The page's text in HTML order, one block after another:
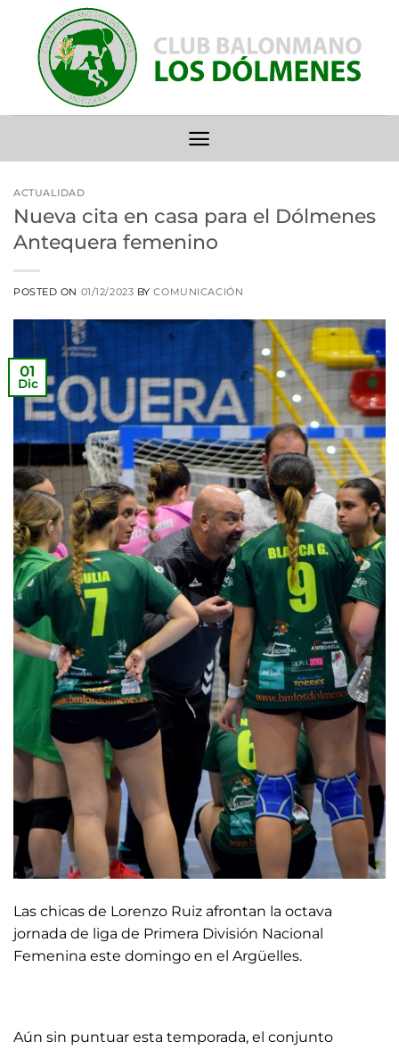
contenido
ACTUALIDAD
Nueva cita en casa para el Dólmenes
Antequera femenino
POSTED ON 01/12/2023 BYCOMUNICACIÓN
01
Dic
Las chicas de Lorenzo Ruiz afrontan la octava
jornada de liga de Primera División Nacional
Femenina este domingo en el Argüelles.
Aún sin puntuar esta temporada, el conjunto